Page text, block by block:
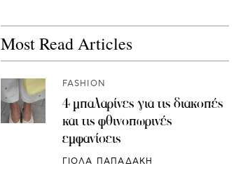
Most Read Articles
FASHION
4 μπαλαρίνες για τις διακοπές
και τις φθινοπωρινές
εμφανίσεις
ΓΙΟΛΑ ΠΑΠΑΔΑΚΗ